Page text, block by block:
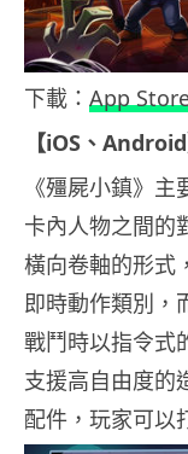
下載： App
【iOS、
《殭屍小鎮》
卡內人物之間的
橫向卷軸的形式
即時動作類別，
戰鬥時以指令式
支援高自由度的
配件，玩家可以